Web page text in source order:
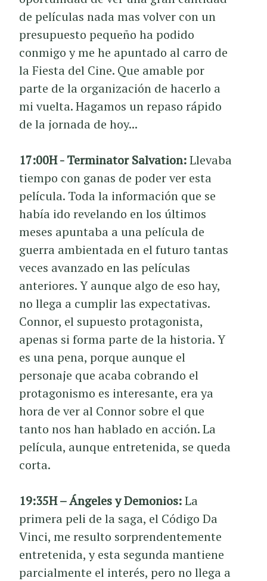
de películas nada mas volver con un
presupuesto pequeño ha podido
conmigo y me he apuntado al carro de
la Fiesta del Cine. Que amable por
parte de la organización de hacerlo a
mi vuelta. Hagamos un repaso rápido
de la jornada de hoy...
17:00H - Terminator Salvation:Llevaba
tiempo con ganas de poder ver esta
película. Toda la información que se
había ido revelando en los últimos
meses apuntaba a una película de
guerra ambientada en el futuro tantas
veces avanzado en las películas
anteriores. Y aunque algo de eso hay,
no llega a cumplir las expectativas.
Connor, el supuesto protagonista,
apenas si forma parte de la historia. Y
es una pena, porque aunque el
personaje que acaba cobrando el
protagonismo es interesante, era ya
hora de ver al Connor sobre el que
tanto nos han hablado en acción. La
película, aunque entretenida, se queda
corta.
19:35H – Ángeles y Demonios:La
primera peli de la saga, el Código Da
Vinci, me resulto sorprendentemente
entretenida, y esta segunda mantiene
parcialmente el interés, pero no llega a